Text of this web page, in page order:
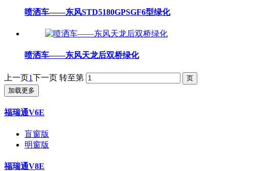
喷洒车——东风STD5180GPSGF6型绿化
喷洒车——东风天龙后双桥绿化
上一页1下一页 转至第
加载更多
福瑞通V6E
盲窗版
明窗版
福瑞通V8E